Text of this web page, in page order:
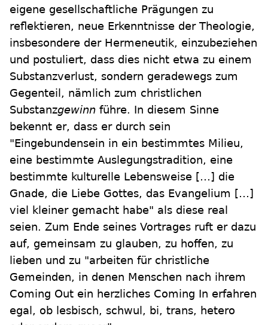
eigene gesellschaftliche Prägungen zu
reflektieren, neue Erkenntnisse der Theologie,
insbesondere der Hermeneutik, einzubeziehen
und postuliert, dass dies nicht etwa zu einem
Substanzverlust, sondern geradewegs zum
Gegenteil, nämlich zum christlichen
Substanzgewinn führe. In diesem Sinne
bekennt er, dass er durch sein
"Eingebundensein in ein bestimmtes Milieu,
eine bestimmte Auslegungstradition, eine
bestimmte kulturelle Lebensweise […] die
Gnade, die Liebe Gottes, das Evangelium […]
viel kleiner gemacht habe" als diese real
seien. Zum Ende seines Vortrages ruft er dazu
auf, gemeinsam zu glauben, zu hoffen, zu
lieben und zu "arbeiten für christliche
Gemeinden, in denen Menschen nach ihrem
Coming Out ein herzliches Coming In erfahren
egal, ob lesbisch, schwul, bi, trans, hetero